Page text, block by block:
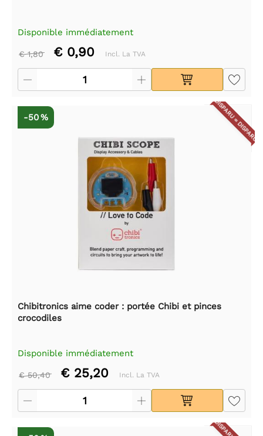
Disponible immédiatement
€ 1,80 € 0,90 Incl. La TVA
DISPARU = DISPARU
-50 %
Chibitronics aime coder : portée Chibi et pinces
crocodiles
Disponible immédiatement
€ 50,40 € 25,20 Incl. La TVA